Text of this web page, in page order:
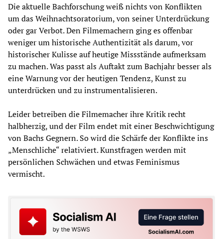
Die aktuelle Bachforschung weiß nichts von Konflikten
um das Weihnachtsoratorium, von seiner Unterdrückung
oder gar Verbot. Den Filmemachern ging es offenbar
weniger um historische Authentizität als darum, vor
historischer Kulisse auf heutige Missstände aufmerksam
zu machen. Was passt als Auftakt zum Bachjahr besser als
eine Warnung vor der heutigen Tendenz, Kunst zu
unterdrücken und zu instrumentalisieren.
Leider betreiben die Filmemacher ihre Kritik recht
halbherzig, und der Film endet mit einer Beschwichtigung
von Bachs Gegnern. So wird die Schärfe der Konflikte ins
„Menschliche“ relativiert. Kunstfragen werden mit
persönlichen Schwächen und etwas Feminismus
vermischt.